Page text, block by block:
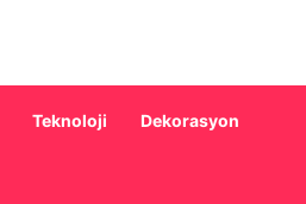
Teknoloji Dekorasyon